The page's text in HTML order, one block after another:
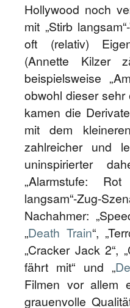
Hollywood noch
mit „Stirb
oft (relativ)
(Annette Kilzer
beispielsweise
obwohl dieser
kamen die
mit dem
zahlreicher und
uninspirierter
„Alarmstufe:
langsam“-
Nachahmer:
„Death Train“,
„Cracker Jack 2“,
fährt mit“ und „
Filmen vor allem
grauenvolle